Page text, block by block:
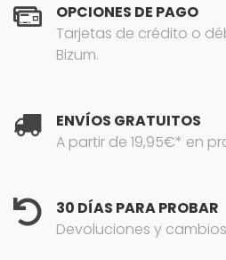
OPCIONES DE PAGO
Tarjetas de crédito o
Bizum.
ENVÍOS GRATUITOS
A partir de 19,95€* en
30 DÍAS PARA PROBAR
Devoluciones y